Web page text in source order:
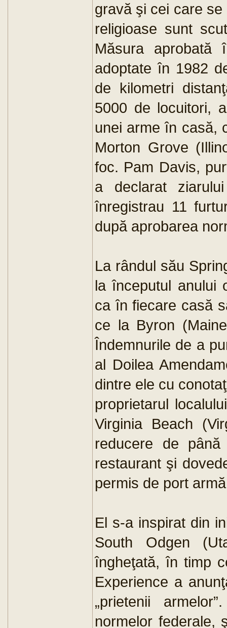
gravă şi cei care
religioase sunt
Măsura aprobată
adoptate în 1982
de kilometri
5000 de locuitori,
unei arme în casă,
Morton Grove
foc. Pam Davis,
a declarat
înregistrau 11
după aprobarea
La rândul său
la începutul anului
ca în fiecare casă
ce la Byron
Îndemnurile de a
al Doilea
dintre ele cu
proprietarul
Virginia Beach
reducere de
restaurant şi
permis de port
El s-a inspirat din
South Odgen
îngheţată, în timp
Experience a
„prietenii
normelor federale,